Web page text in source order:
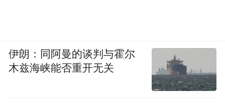
伊朗：同阿曼的谈判与霍尔
木兹海峡能否重开无关